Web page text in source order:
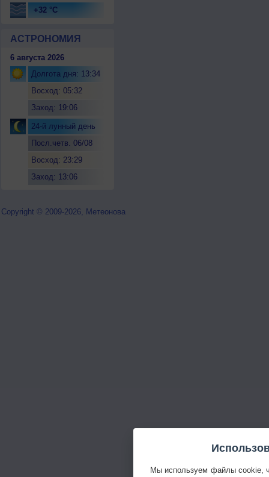
+32 °C
АСТРОНОМИЯ
6 августа 2026
Долгота дня: 13:34
Восход: 05:32
Заход: 19:06
24-й лунный день
Посл.четв. 06/08
Восход: 23:29
Заход: 13:06
Copyright © 2009-2026, Метеонова
Мы используем файлы cookie,